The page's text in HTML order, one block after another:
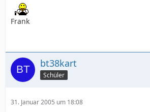
Frank
bt38kart
Schüler
31. Januar 2005 um 18:08